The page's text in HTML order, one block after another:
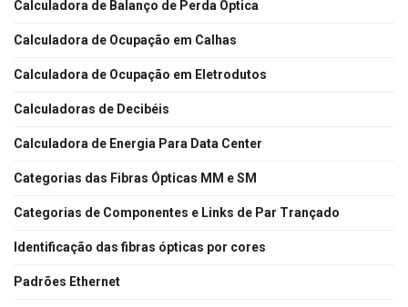
Calculadora de Balanço de Perda Óptica
Calculadora de Ocupação em Calhas
Calculadora de Ocupação em Eletrodutos
Calculadoras de Decibéis
Calculadora de Energia Para Data Center
Categorias das Fibras Ópticas MM e SM
Categorias de Componentes e Links de Par Trançado
Identificação das fibras ópticas por cores
Padrões Ethernet